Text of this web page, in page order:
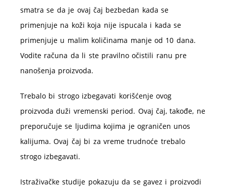
smatra se da je ovaj čaj bezbedan kada se
primenjuje na koži koja nije ispucala i kada se
primenjuje u malim količinama manje od 10 dana.
Vodite računa da li ste pravilno očistili ranu pre
nanošenja proizvoda.
Trebalo bi strogo izbegavati korišćenje ovog
proizvoda duži vremenski period. Ovaj čaj, takođe, ne
preporučuje se ljudima kojima je ograničen unos
kalijuma. Ovaj čaj bi za vreme trudnoće trebalo
strogo izbegavati.
Istraživačke studije pokazuju da se gavez i proizvodi